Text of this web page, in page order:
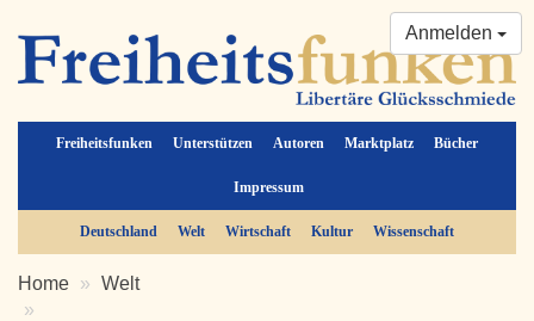
Freiheitsfunken Unterstützen Autoren Marktplatz Bücher
Impressum
Anmelden
Deutschland Welt Wirtschaft Kultur Wissenschaft
Home Welt